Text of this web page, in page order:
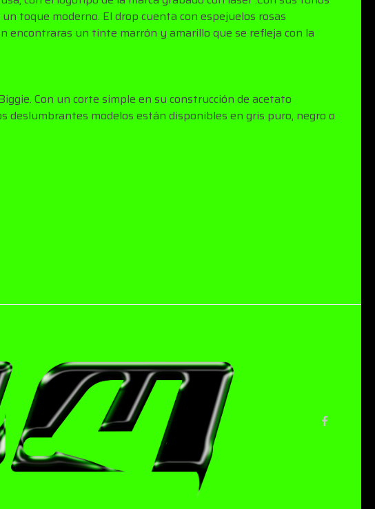
toque moderno. El drop cuenta con espejuelos rosas
encontraras un tinte marrón y amarillo que se refleja con la
Con un corte simple en su construcción de acetato
deslumbrantes modelos están disponibles en gris puro, negro o